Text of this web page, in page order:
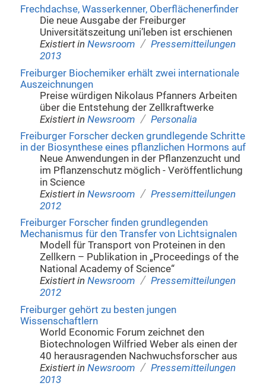
Frechdachse, Wasserkenner, Oberflächenerfinder
Die neue Ausgabe der Freiburger
Universitätszeitung uni’leben ist erschienen
Existiert in Newsroom / Pressemitteilungen
2013
Freiburger Biochemiker erhält zwei internationale
Auszeichnungen
Preise würdigen Nikolaus Pfanners Arbeiten
über die Entstehung der Zellkraftwerke
Existiert in Newsroom / Personalia
Freiburger Forscher decken grundlegende Schritte
in der Biosynthese eines pflanzlichen Hormons auf
Neue Anwendungen in der Pflanzenzucht und
im Pflanzenschutz möglich - Veröffentlichung
in Science
Existiert in Newsroom / Pressemitteilungen
2012
Freiburger Forscher finden grundlegenden
Mechanismus für den Transfer von Lichtsignalen
Modell für Transport von Proteinen in den
Zellkern – Publikation in „Proceedings of the
National Academy of Science“
Existiert in Newsroom / Pressemitteilungen
2012
Freiburger gehört zu besten jungen
Wissenschaftlern
World Economic Forum zeichnet den
Biotechnologen Wilfried Weber als einen der
40 herausragenden Nachwuchsforscher aus
Existiert in Newsroom / Pressemitteilungen
2013